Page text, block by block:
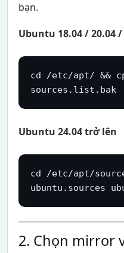
bạn.
Ubuntu 18.04 / 20.04 /
cd /etc/apt/ &&
sources.list.bak
Ubuntu 24.04 trở lên
cd /etc/apt/
ubuntu.sources
2. Chọn mirror